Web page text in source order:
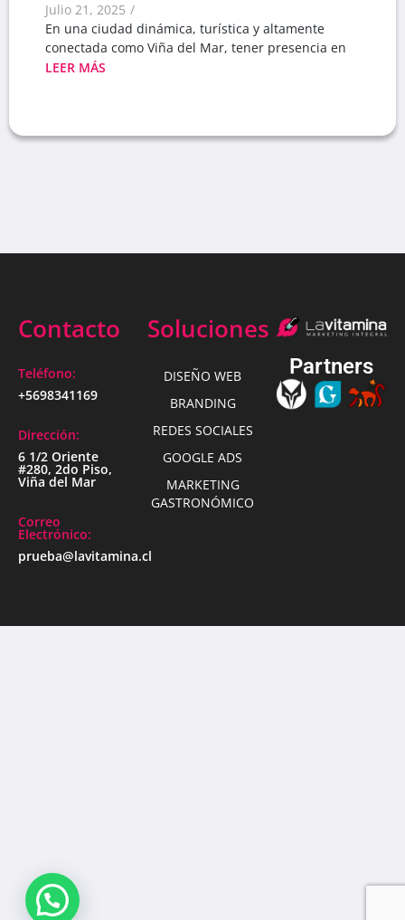
Julio 21, 2025 /
En una ciudad dinámica, turística y altamente
conectada como Viña del Mar, tener presencia en
LEER MÁS
Contacto
Teléfono:
+5698341169
Dirección:
6 1/2 Oriente
#280, 2do Piso,
Viña del Mar
Correo
Electrónico:
prueba@lavitamina.cl
Soluciones
DISEÑO WEB
BRANDING
REDES SOCIALES
GOOGLE ADS
MARKETING
GASTRONÓMICO
Partners